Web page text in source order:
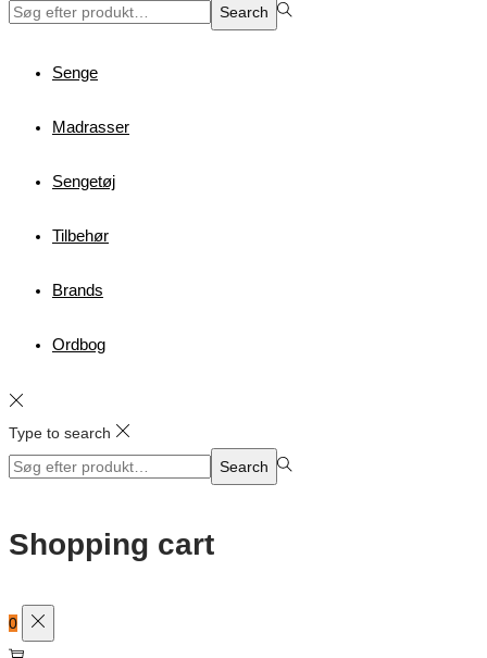
Search
Search
Senge
Madrasser
Sengetøj
Tilbehør
Brands
Ordbog
Type to search
Search
Search
Shopping cart
0